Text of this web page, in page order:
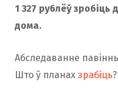
1 327 рублёў зробіць
дома.
Абследаванне
Што ў планах зрабіць?